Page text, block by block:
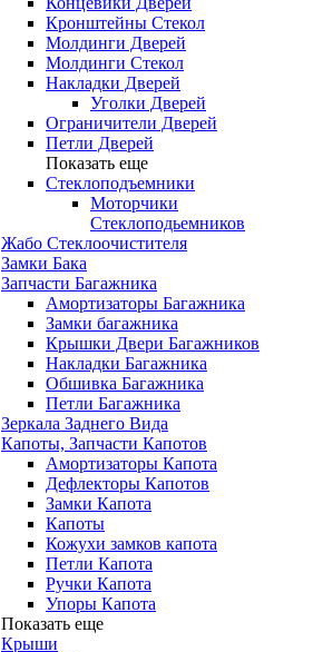
Кронштейны Стекол
Молдинги Дверей
Молдинги Стекол
Накладки Дверей
Уголки Дверей
Ограничители Дверей
Петли Дверей
Показать еще
Стеклоподъемники
Моторчики
Стеклоподьемников
Жабо Стеклоочистителя
Замки Бака
Запчасти Багажника
Амортизаторы Багажника
Замки багажника
Крышки Двери Багажников
Накладки Багажника
Обшивка Багажника
Петли Багажника
Зеркала Заднего Вида
Капоты, Запчасти Капотов
Амортизаторы Капота
Дефлекторы Капотов
Замки Капота
Капоты
Кожухи замков капота
Петли Капота
Ручки Капота
Упоры Капота
Показать еще
Крыши